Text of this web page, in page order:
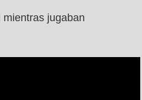
jugaban